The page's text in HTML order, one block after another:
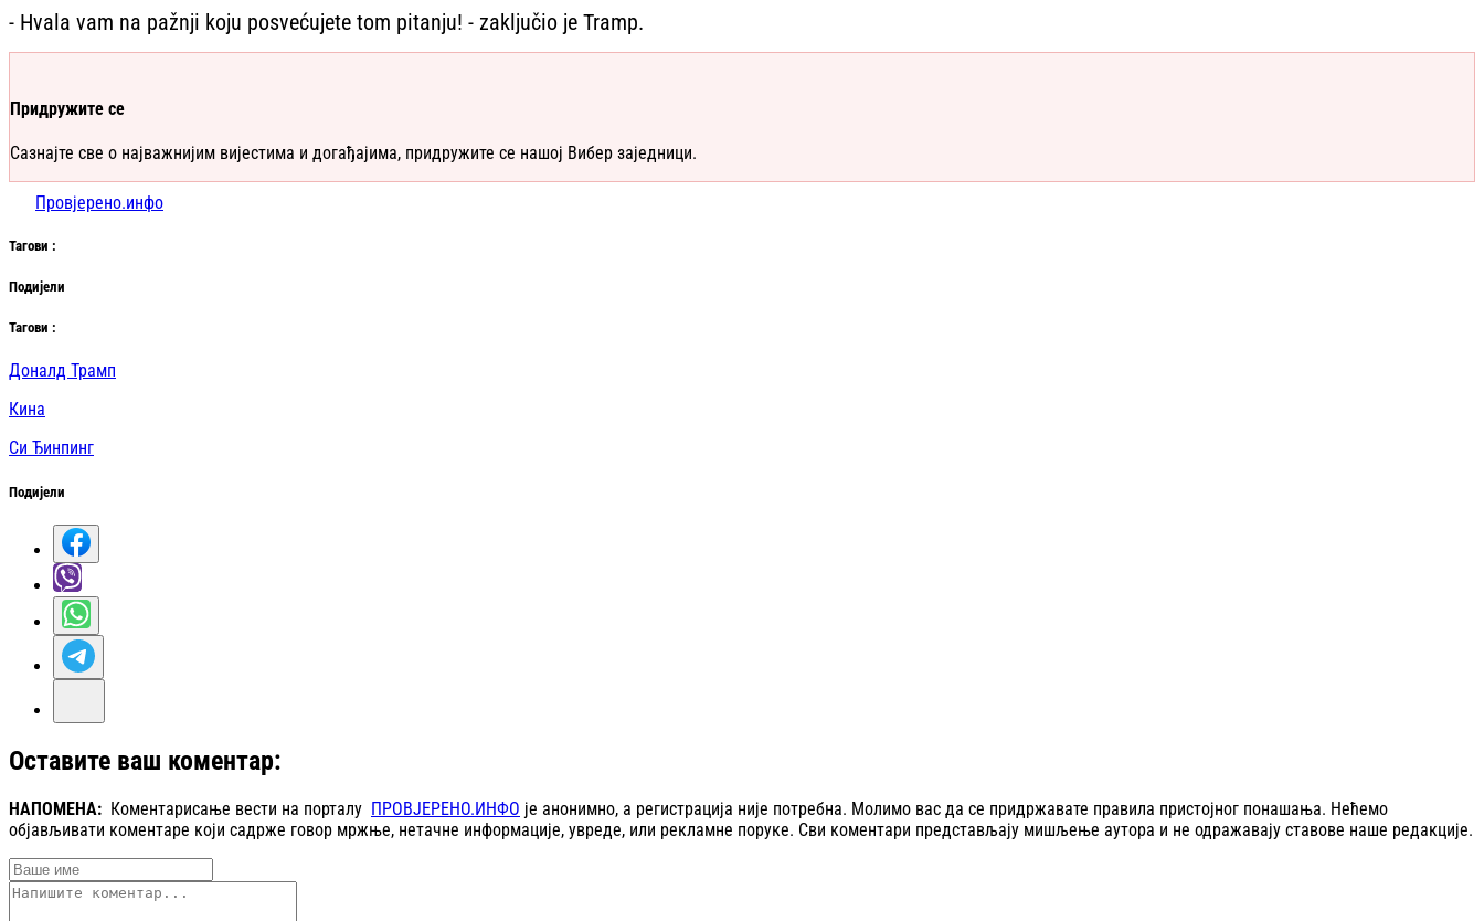
- Hvala vam na pažnji koju posvećujete tom pitanju! - zaključio je Tramp.
Придружите се
Сазнајте све о најважнијим вијестима и догађајима, придружите се нашој Вибер заједници.
Провјерено.инфо
Тагови :
Подијели
Тагови :
Доналд Трамп
Кина
Си Ђинпинг
Подијели
Оставите ваш коментар:
НАПОМЕНА: Коментарисање вести на порталу ПРОВЈЕРЕНО.ИНФО је анонимно, а регистрација није потребна. Молимо вас да се придржавате правила пристојног понашања. Нећемо
објављивати коментаре који садрже говор мржње, нетачне информације, увреде, или рекламне поруке. Сви коментари представљају мишљење аутора и не одражавају ставове наше редакције.